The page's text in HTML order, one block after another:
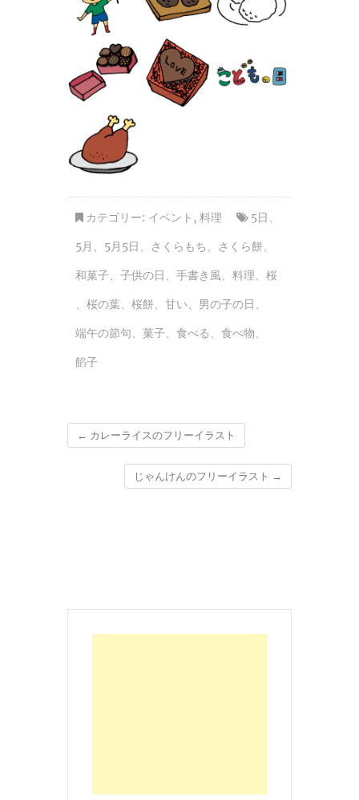
カテゴリー: イベント , 料理 5日 、
5月 、 5月5日 、 さくらもち 、 さくら餅、
和菓子、 子供の日 、 手書き風、 料理、 桜
、 桜の葉、 桜餅、 甘い、 男の子の日 、
端午の節句、 菓子、 食べる 、 食べ物、
餡子
← カレーライスのフリーイラスト
じゃんけんのフリーイラスト →